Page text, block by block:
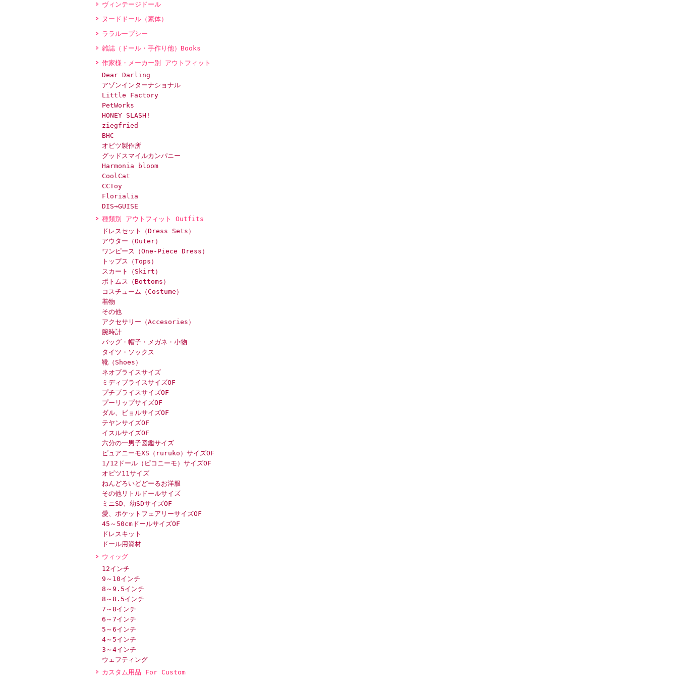
ヴィンテージドール
ヌードドール（素体）
ララループシー
雑誌（ドール・手作り他）Books
作家様・メーカー別 アウトフィット
Dear Darling
アゾンインターナショナル
Little Factory
PetWorks
HONEY SLASH!
ziegfried
BHC
オビツ製作所
グッドスマイルカンパニー
Harmonia bloom
CoolCat
CCToy
Florialia
DIS→GUISE
種類別 アウトフィット Outfits
ドレスセット（Dress Sets）
アウター（Outer）
ワンピース（One-Piece Dress）
トップス（Tops）
スカート（Skirt）
ボトムス（Bottoms）
コスチューム（Costume）
着物
その他
アクセサリー（Accesories）
腕時計
バッグ・帽子・メガネ・小物
タイツ・ソックス
靴（Shoes）
ネオブライスサイズ
ミディブライスサイズOF
プチブライスサイズOF
プーリップサイズOF
ダル、ビョルサイズOF
テヤンサイズOF
イスルサイズOF
六分の一男子図鑑サイズ
ピュアニーモXS（ruruko）サイズOF
1/12ドール（ピコニーモ）サイズOF
オビツ11サイズ
ねんどろいどどーるお洋服
その他リトルドールサイズ
ミニSD、幼SDサイズOF
愛、ポケットフェアリーサイズOF
45～50cmドールサイズOF
ドレスキット
ドール用資材
ウィッグ
12インチ
9～10インチ
8～9.5インチ
8～8.5インチ
7～8インチ
6～7インチ
5～6インチ
4～5インチ
3～4インチ
ウェフティング
カスタム用品 For Custom